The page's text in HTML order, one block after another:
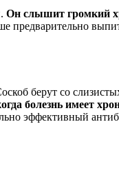
Он слышит громкий
предварительно
берут со
болезнь имеет
эффективный